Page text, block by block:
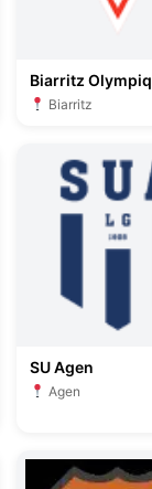
Biarritz
Biarritz
SU Agen
Agen